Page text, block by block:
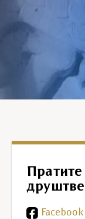
Facebook